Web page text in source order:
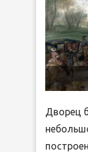
Дворец